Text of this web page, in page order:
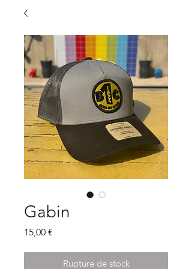
Gabin
15,00 €
Rupture de stock